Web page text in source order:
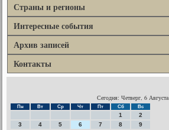
Страны и регионы
Интересные события
Архив записей
Контакты
Сегодня: Четверг, 6 Августа
Пн Вт Ср Чт Пт Сб Вс
1
2
3
4 5 6 7 8
9